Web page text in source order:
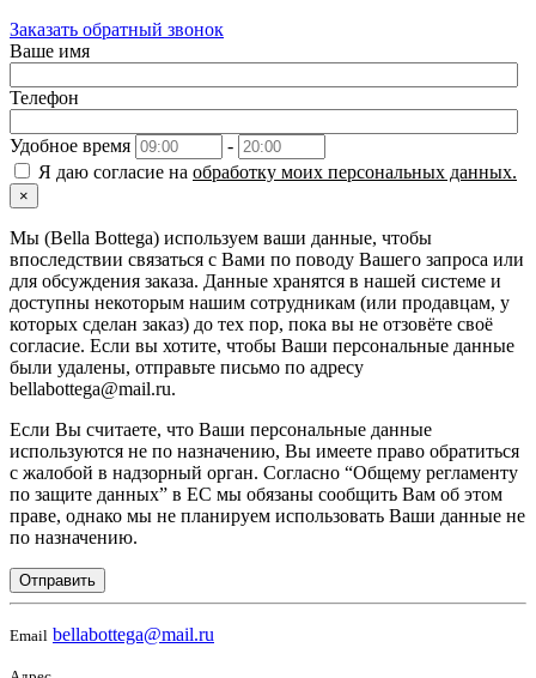
Заказать обратный звонок
Ваше имя
Телефон
Удобное время
-
Я даю согласие на обработку моих персональных данных.
×
Мы (Bella Bottega) используем ваши данные, чтобы
впоследствии связаться с Вами по поводу Вашего запроса или
для обсуждения заказа. Данные хранятся в нашей системе и
доступны некоторым нашим сотрудникам (или продавцам, у
которых сделан заказ) до тех пор, пока вы не отзовёте своё
согласие. Если вы хотите, чтобы Ваши персональные данные
были удалены, отправьте письмо по адресу
bellabottega@mail.ru.
Если Вы считаете, что Ваши персональные данные
используются не по назначению, Вы имеете право обратиться
с жалобой в надзорный орган. Согласно “Общему регламенту
по защите данных” в ЕС мы обязаны сообщить Вам об этом
праве, однако мы не планируем использовать Ваши данные не
по назначению.
Отправить
Email bellabottega@mail.ru